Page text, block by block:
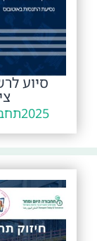
סיוע
2025